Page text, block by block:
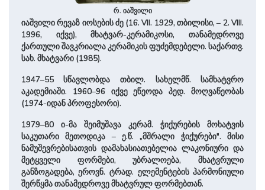
რ. იაშვილი
იაშვილი რევაზ იოსების ძე (16. VII. 1929, თბილისი, – 2. VIII.
1996, იქვე), მხატვარ-კერამიკოსი, თანამედროვე
ქართული შავკრიალა კერამიკის ფუძემდებელი. სა­ქართვ.
სახ. მხატვარი (1985).
1947–55 სწავლობდა თბილ. სა­ხელმწ. სამხატვ­რო
აკადემიაში. 1960–96 იქვე ეწეოდა პედ. მო­ღვაწეობას
(1974-იდან პროფესორი).
1979–80 ი-მა შეიმუშავა კერამ. ჭიქურების მოხატვის
საკუთარი მეთოდიკა – ე.წ. „მშრალი ჭიქურები". მისი
ნამუშევრებისათვის და­მა­ხა­სია­თე­ბე­ლია ლაკონიური და
მეტყველი ფორმები, უბრალოება, მხატვრული
განზოგადება, ეროვნ. ტრად. ელე­მენ­ტების ჰარმონიული
შერწყ­მა თანამედროვე მხატვრულ ფორმებთან.